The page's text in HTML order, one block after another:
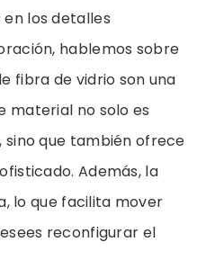
los detalles
hablemos sobre
fibra de vidrio son una
material no solo es
que también ofrece
Además, la
lo que facilita mover
reconfigurar el